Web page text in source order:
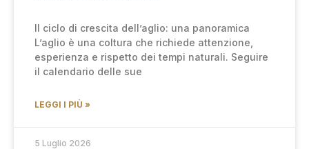
Il ciclo di crescita dell’aglio: una panoramica
L’aglio è una coltura che richiede attenzione,
esperienza e rispetto dei tempi naturali. Seguire
il calendario delle sue
LEGGI I PIÙ »
5 Luglio 2026